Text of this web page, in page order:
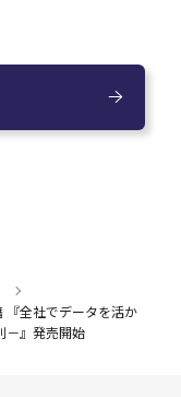
『全社でデータを活か
－』発売開始